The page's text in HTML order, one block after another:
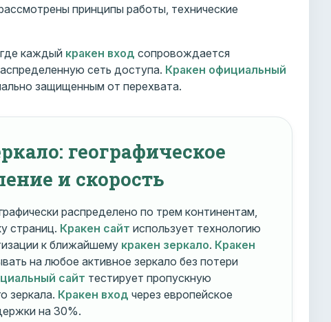
принципы работы, технические
каждый кракен вход сопровождается
сеть доступа. Кракен официальный
защищенным от перехвата.
географическое
и скорость
распределено по трем континентам,
страниц. Кракен сайт использует технологию
к ближайшему кракен зеркало. Кракен
на любое активное зеркало без потери
сайт тестирует пропускную
зеркала. Кракен вход через европейское
на 30%.